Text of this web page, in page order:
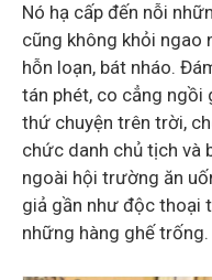
Nó hạ cấp đến nỗi
cũng không khỏi ngao
hỗn loạn, bát nháo.
tán phét, co cẳng
thứ chuyện trên trời,
chức danh chủ tịch và
ngoài hội trường ăn
giả gần như độc thoại
những hàng ghế trống.